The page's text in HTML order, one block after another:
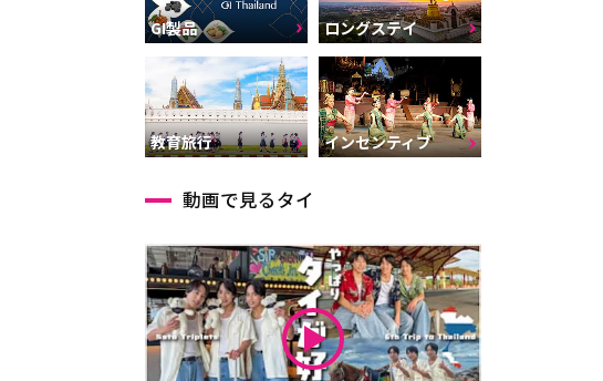
GI製品 ロングステイ
教育旅行 インセンティブ
動画で見るタイ